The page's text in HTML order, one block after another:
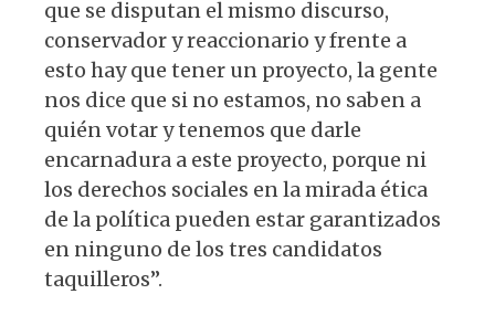
que se disputan el mismo discurso,
conservador y reaccionario y frente a
esto hay que tener un proyecto, la gente
nos dice que si no estamos, no saben a
quién votar y tenemos que darle
encarnadura a este proyecto, porque ni
los derechos sociales en la mirada ética
de la política pueden estar garantizados
en ninguno de los tres candidatos
taquilleros”.